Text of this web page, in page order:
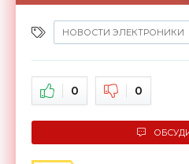
НОВОСТИ ЭЛЕКТРОНИКИ
0 0